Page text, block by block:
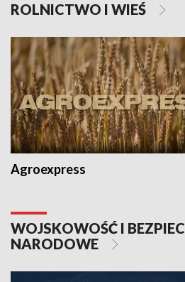
ROLNICTWO I WIEŚ
Agroexpress
WOJSKOWOŚĆ I
NARODOWE